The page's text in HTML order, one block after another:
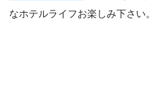
なホテルライフお楽しみ下さい。